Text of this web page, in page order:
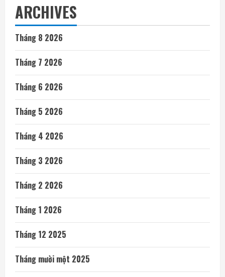
ARCHIVES
Tháng 8 2026
Tháng 7 2026
Tháng 6 2026
Tháng 5 2026
Tháng 4 2026
Tháng 3 2026
Tháng 2 2026
Tháng 1 2026
Tháng 12 2025
Tháng mười một 2025